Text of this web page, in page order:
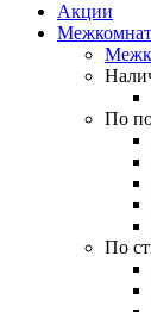
Акции
По
По